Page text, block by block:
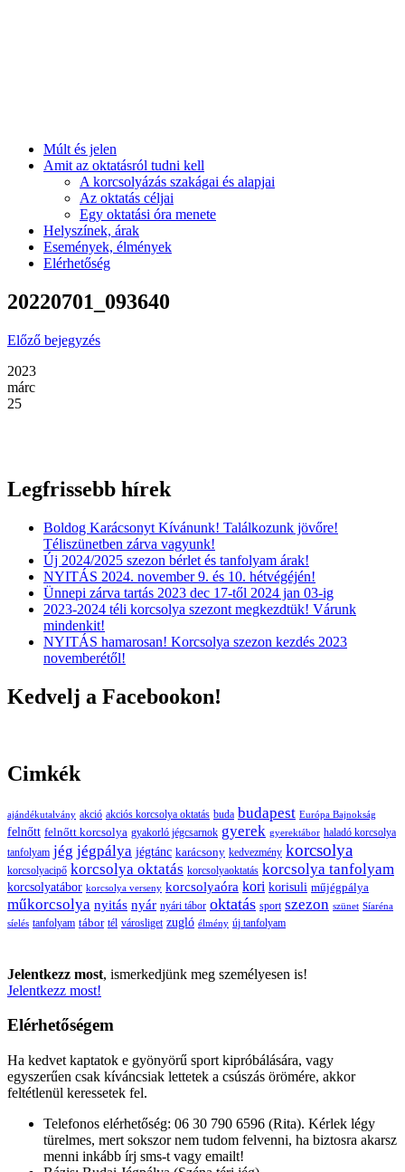
Múlt és jelen
Amit az oktatásról tudni kell
A korcsolyázás szakágai és alapjai
Az oktatás céljai
Egy oktatási óra menete
Helyszínek, árak
Események, élmények
Elérhetőség
20220701_093640
Előző bejegyzés
2023
márc
25
Legfrissebb hírek
Boldog Karácsonyt Kívánunk! Találkozunk jövőre!
Téliszünetben zárva vagyunk!
Új 2024/2025 szezon bérlet és tanfolyam árak!
NYITÁS 2024. november 9. és 10. hétvégéjén!
Ünnepi zárva tartás 2023 dec 17-től 2024 jan 03-ig
2023-2024 téli korcsolya szezont megkezdtük! Várunk
mindenkit!
NYITÁS hamarosan! Korcsolya szezon kezdés 2023
novemberétől!
Kedvelj a Facebookon!
Cimkék
ajándékutalvány akció akciós korcsolya oktatás buda budapest Európa Bajnokság
felnőtt felnőtt korcsolya gyakorló jégcsarnok gyerek gyerektábor haladó korcsolya
tanfolyam jég jégpálya jégtánc karácsony kedvezmény korcsolya
korcsolyacipő korcsolya oktatás korcsolyaoktatás korcsolya tanfolyam
korcsolyatábor korcsolya verseny korcsolyaóra kori korisuli műjégpálya
műkorcsolya nyitás nyár nyári tábor oktatás sport szezon szünet Síaréna
síelés tanfolyam tábor tél városliget zugló élmény új tanfolyam
Jelentkezz most, ismerkedjünk meg személyesen is!
Jelentkezz most!
Elérhetőségem
Ha kedvet kaptatok e gyönyörű sport kipróbálására, vagy
egyszerűen csak kíváncsiak lettetek a csúszás örömére, akkor
feltétlenül keressetek fel.
Telefonos elérhetőség: 06 30 790 6596 (Rita). Kérlek légy
türelmes, mert sokszor nem tudom felvenni, ha biztosra akarsz
menni inkább írj sms-t vagy emailt!